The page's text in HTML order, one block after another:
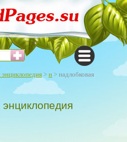
> н > надлобковая